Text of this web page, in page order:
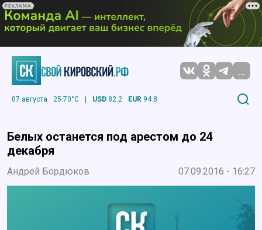
РЕКЛАМА
...
07 августа 25.70°C | USD 82.2 EUR 94.8
Белых останется под арестом до 24
декабря
Андрей Бордюков 07.09.2016 - 16:27